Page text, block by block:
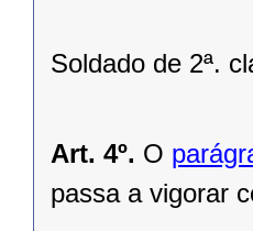
Soldado de 2ª.
Art. 4º. O
passa a vigorar